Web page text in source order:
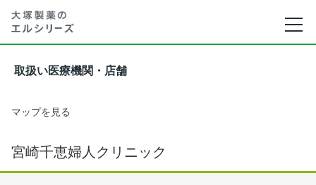
取扱い医療機関・店舗
マップを見る
宮崎千恵婦人クリニック